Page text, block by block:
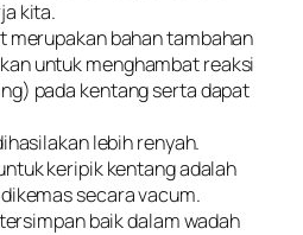
kita.
merupakan bahan tambahan
untuk menghambat reaksi
pada kentang serta dapat
lebih renyah.
keripik kentang adalah
secara vacum.
baik dalam wadah